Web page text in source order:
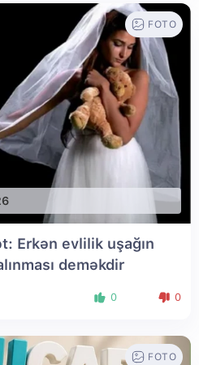
FOTO
Erkən evlilik uşağın
deməkdir
0 0
FOTO